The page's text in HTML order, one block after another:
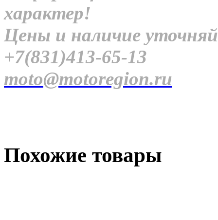
характер!
Цены и наличие
+7(831)413-65-13
moto@motoregion.ru
Похожие товары